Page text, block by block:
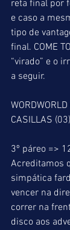
reta final por
e caso a
tipo de
final. COME
“virado” e o
a seguir.
CASILLAS (03)
3º páreo =>
Acreditamos
simpática
vencer na
correr na
disco aos